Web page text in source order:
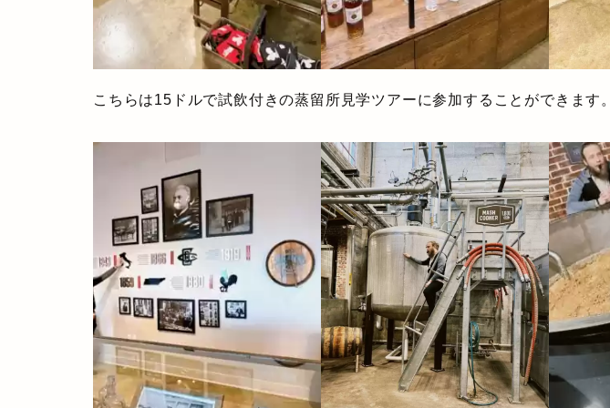
こちらは15ドルで試飲付きの蒸留所見学ツアーに参加することができます。